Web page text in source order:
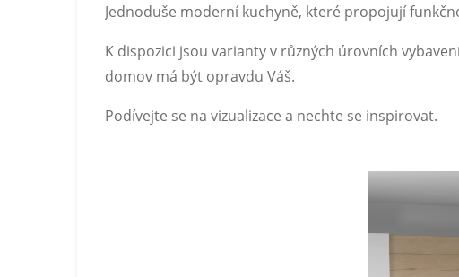
Jednoduše moderní kuchyně, které propojují
K dispozici jsou varianty v různých úrovních
domov má být opravdu Váš.
Podívejte se na vizualizace a nechte se inspirovat.